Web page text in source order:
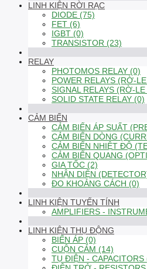
LINH KIỆN RỜI RẠC
DIODE (75)
FET (6)
IGBT (0)
TRANSISTOR (23)
RELAY
PHOTOMOS RELAY (0)
POWER RELAYS (RỜ-
SIGNAL RELAYS (RỜ-
SOLID STATE RELAY (0)
CẢM BIẾN
CẢM BIẾN ÁP SUẤT
CẢM BIẾN DÒNG
CẢM BIẾN NHIỆT ĐỘ
CẢM BIẾN QUANG
GIA TỐC (2)
NHẬN DIỆN
ĐO KHOẢNG CÁCH (0)
LINH KIỆN TUYẾN TÍNH
AMPLIFIERS -
LINH KIỆN THỤ ĐỘNG
BIẾN ÁP (0)
CUỘN CẢM (14)
TỤ ĐIỆN - CAPACITORS